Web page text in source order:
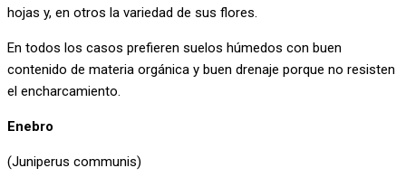
hojas y, en otros la variedad de sus flores.
En todos los casos prefieren suelos húmedos con buen
contenido de materia orgánica y buen drenaje porque no resisten
el encharcamiento.
Enebro
(Juniperus communis)